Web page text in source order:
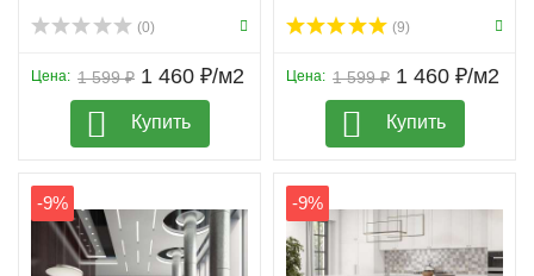
(0)
1 599 ₽
Цена: 1 460 ₽/м2
Купить
(9)
1 599 ₽
Цена: 1 460 ₽/м2
Купить
-9% -9%